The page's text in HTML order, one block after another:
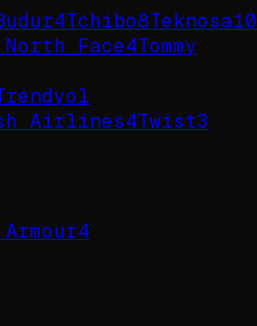
4Tchibo8Teknosa10
North Face4Tommy
Airlines4Twist3
4